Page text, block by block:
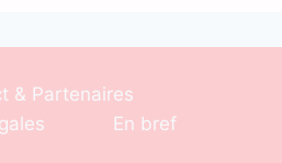
& Partenaires
En bref